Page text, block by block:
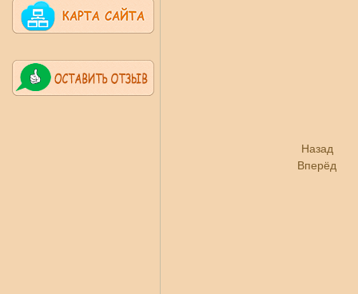
Назад
Вперёд